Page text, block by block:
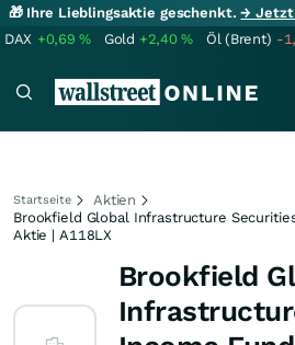
🎁 Ihre Lieblingsaktie geschenkt.→ Jetzt
DAX +0,69% Gold +2,40% Öl (Brent) -
Startseite
Aktien
Brookfield Global Infrastructure
Aktie | A118LX
Brookfield